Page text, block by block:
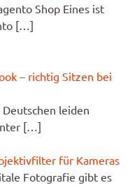
Shop Eines ist
[…]
– richtig Sitzen bei
leiden
[…]
für Kameras
Fotografie gibt es